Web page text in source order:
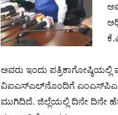
ಅವರು ಇಂದು
ವಿಐಎಸ್‌ಎಲ್‌ನೊಂದಿಗೆ ಎಂಎಸ್‌ಪಿಎಲ್
ಮುಗಿದಿದೆ. ಜಿಲ್ಲೆಯಲ್ಲಿ ದಿನೇ ದಿನೇ